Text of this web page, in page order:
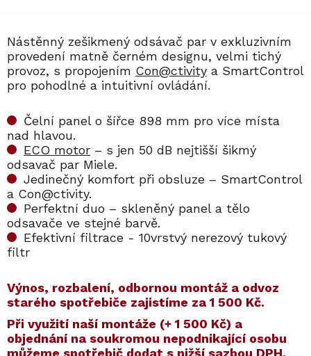
Nástěnný zešikmený odsávač par v exkluzivním
provedení matně černém designu, velmi tichý
provoz, s propojením Con@ctivity a SmartControl
pro pohodlné a intuitivní ovládání.
Čelní panel o šířce 898 mm pro více místa
nad hlavou.
ECO motor – s jen 50 dB nejtišší šikmý
odsavač par Miele.
Jedinečný komfort při obsluze – SmartControl
a Con@ctivity.
Perfektní duo – skleněný panel a tělo
odsavače ve stejné barvě.
Efektivní filtrace - 10vrstvý nerezový tukový
filtr
Výnos, rozbalení, odbornou montáž a odvoz
starého spotřebiče zajistíme za 1 500 Kč.
​​Při využití naší montáže (+ 1 500 Kč) a
objednání na soukromou nepodnikající osobu
můžeme spotřebič dodat s nižší sazbou DPH.